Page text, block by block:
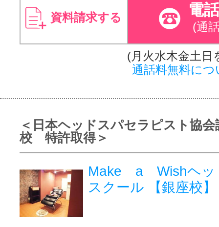
資料請求する 電
(通
(月火水木金土日
通話料無料につ
＜日本ヘッドスパセラピスト協会
校 特許取得＞
Make a Wishヘッ
スクール 【銀座校】